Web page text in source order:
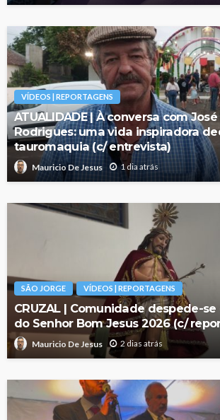
VÍDEOS | REPORTAGENS
ATUALIDADE | À conversa com
Rodrigues: uma vida inspiradora
tauromaquia (c/ entrevista)
Mauricio De Jesus 1 dia atrás
SÃO JORGE VÍDEOS | REPORTAGENS
CRUZAL | Comunidade despede-
do Senhor Bom Jesus 2026 (c/
Mauricio De Jesus 2 dias atrás